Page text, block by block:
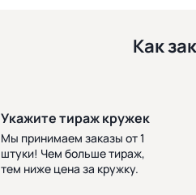
Как
Укажите тираж кружек
Мы принимаем заказы от 1
штуки! Чем больше тираж,
тем ниже цена за кружку.